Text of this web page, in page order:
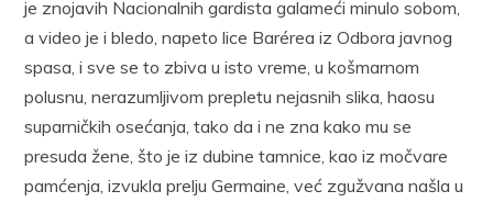
je znojavih Nacionalnih gardista galameći minulo sobom,
a video je i bledo, napeto lice Barérea iz Odbora javnog
spasa, i sve se to zbiva u isto vreme, u košmarnom
polusnu, nerazumljivom prepletu nejasnih slika, haosu
suparničkih osećanja, tako da i ne zna kako mu se
presuda žene, što je iz dubine tamnice, kao iz močvare
pamćenja, izvukla prelju Germaine, već zgužvana našla u